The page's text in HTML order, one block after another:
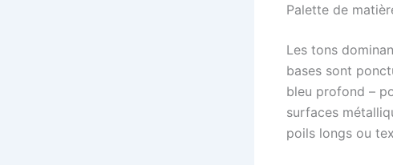
Palette de
Les tons
bases sont
bleu profond –
surfaces
poils longs ou